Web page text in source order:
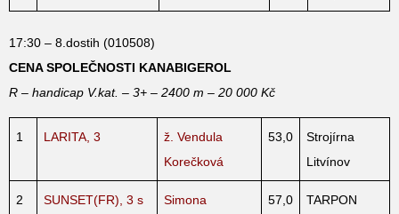
17:30 – 8.dostih (010508)
CENA SPOLEČNOSTI KANABIGEROL
R – handicap V.kat. – 3+ – 2400 m – 20 000 Kč
1 LARITA, 3
ž. Vendula
Korečková
53,0
Strojírna
Litvínov
2 SUNSET(FR), 3 s
Simona
57,0
TARPON